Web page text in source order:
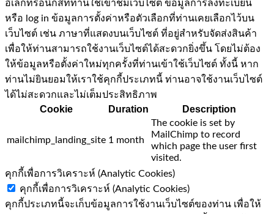
อิเล็กทรอนิกส์ที่ท่านใช้เข้าชมเว็บไซต์ ข้อมูลการลงทะเบียน
หรือ log in ข้อมูลการตั้งค่าหรือตัวเลือกที่ท่านเคยเลือกไว้บน
เว็บไซต์ เช่น ภาษาที่แสดงบนเว็บไซต์ ที่อยู่สำหรับจัดส่งสินค้า
เพื่อให้ท่านสามารถใช้งานเว็บไซต์ได้สะดวกยิ่งขึ้น โดยไม่ต้อง
ให้ข้อมูลหรือตั้งค่าใหม่ทุกครั้งที่ท่านเข้าใช้เว็บไซต์ ทั้งนี้ หาก
ท่านไม่ยินยอมให้เราใช้คุกกี้ประเภทนี้ ท่านอาจใช้งานเว็บไซต์
ได้ไม่สะดวกและไม่เต็มประสิทธิภาพ
Cookie Duration Description
mailchimp_landing_site 1 month
The cookie is set by
MailChimp to record
which page the user first
visited.
คุกกี้เพื่อการวิเคราะห์ (Analytic Cookies)
คุกกี้เพื่อการวิเคราะห์ (Analytic Cookies)
คุกกี้ประเภทนี้จะเก็บข้อมูลการใช้งานเว็บไซต์ของท่าน เพื่อให้